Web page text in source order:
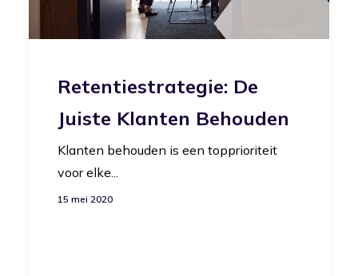
Retentiestrategie: De
Juiste Klanten Behouden
Klanten behouden is een topprioriteit
voor elke...
15 mei 2020